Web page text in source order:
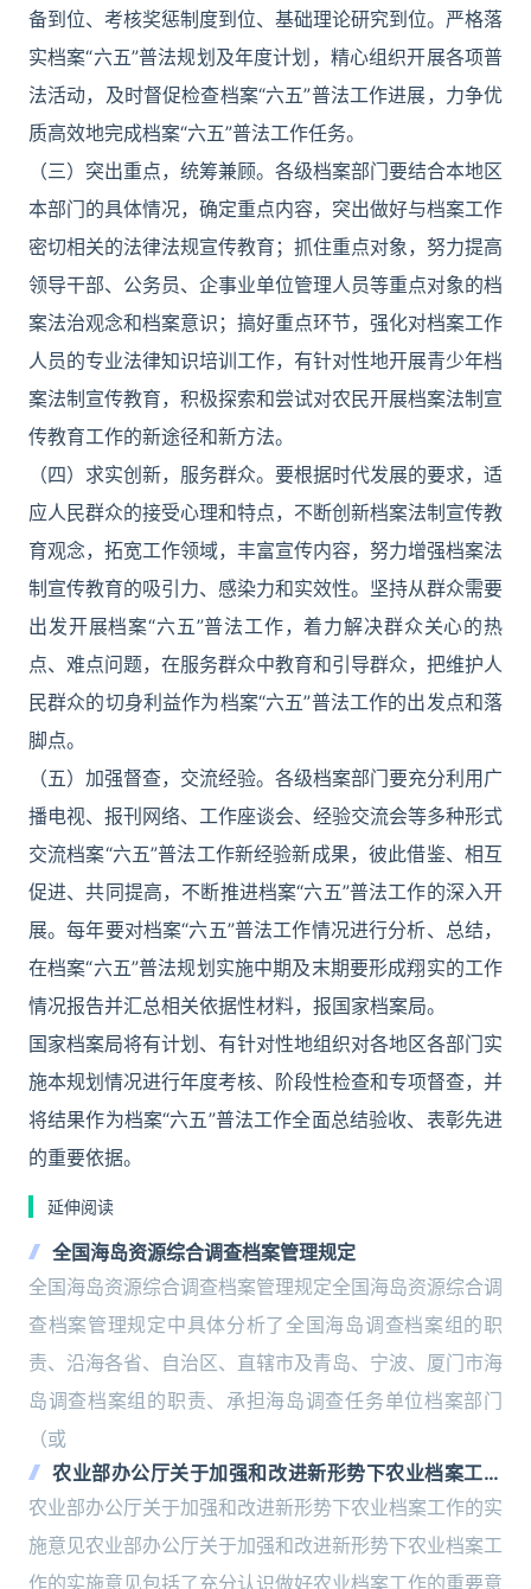
备到位、考核奖惩制度到位、基础理论研究到位。严格落
实档案“六五”普法规划及年度计划，精心组织开展各项普
法活动，及时督促检查档案“六五”普法工作进展，力争优
质高效地完成档案“六五”普法工作任务。
（三）突出重点，统筹兼顾。各级档案部门要结合本地区
本部门的具体情况，确定重点内容，突出做好与档案工作
密切相关的法律法规宣传教育；抓住重点对象，努力提高
领导干部、公务员、企事业单位管理人员等重点对象的档
案法治观念和档案意识；搞好重点环节，强化对档案工作
人员的专业法律知识培训工作，有针对性地开展青少年档
案法制宣传教育，积极探索和尝试对农民开展档案法制宣
传教育工作的新途径和新方法。
（四）求实创新，服务群众。要根据时代发展的要求，适
应人民群众的接受心理和特点，不断创新档案法制宣传教
育观念，拓宽工作领域，丰富宣传内容，努力增强档案法
制宣传教育的吸引力、感染力和实效性。坚持从群众需要
出发开展档案“六五”普法工作，着力解决群众关心的热
点、难点问题，在服务群众中教育和引导群众，把维护人
民群众的切身利益作为档案“六五”普法工作的出发点和落
脚点。
（五）加强督查，交流经验。各级档案部门要充分利用广
播电视、报刊网络、工作座谈会、经验交流会等多种形式
交流档案“六五”普法工作新经验新成果，彼此借鉴、相互
促进、共同提高，不断推进档案“六五”普法工作的深入开
展。每年要对档案“六五”普法工作情况进行分析、总结，
在档案“六五”普法规划实施中期及末期要形成翔实的工作
情况报告并汇总相关依据性材料，报国家档案局。
国家档案局将有计划、有针对性地组织对各地区各部门实
施本规划情况进行年度考核、阶段性检查和专项督查，并
将结果作为档案“六五”普法工作全面总结验收、表彰先进
的重要依据。
延伸阅读
全国海岛资源综合调查档案管理规定
全国海岛资源综合调查档案管理规定全国海岛资源综合调
查档案管理规定中具体分析了全国海岛调查档案组的职
责、沿海各省、自治区、直辖市及青岛、宁波、厦门市海
岛调查档案组的职责、承担海岛调查任务单位档案部门
（或
农业部办公厅关于加强和改进新形势下农业档案工作
的实施意见
农业部办公厅关于加强和改进新形势下农业档案工作的实
施意见农业部办公厅关于加强和改进新形势下农业档案工
作的实施意见包括了充分认识做好农业档案工作的重要意